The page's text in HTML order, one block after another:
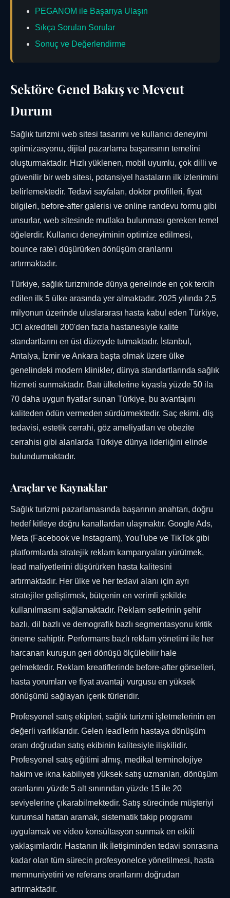
PEGANOM ile Başarıya Ulaşın
Sıkça Sorulan Sorular
Sonuç ve Değerlendirme
Sektöre Genel Bakış ve Mevcut
Durum
Sağlık turizmi web sitesi tasarımı ve kullanıcı deneyimi
optimizasyonu, dijital pazarlama başarısının temelini
oluşturmaktadır. Hızlı yüklenen, mobil uyumlu, çok dilli ve
güvenilir bir web sitesi, potansiyel hastaların ilk izlenimini
belirlemektedir. Tedavi sayfaları, doktor profilleri, fiyat
bilgileri, before-after galerisi ve online randevu formu gibi
unsurlar, web sitesinde mutlaka bulunması gereken temel
öğelerdir. Kullanıcı deneyiminin optimize edilmesi,
bounce rate'i düşürürken dönüşüm oranlarını
artırmaktadır.
Türkiye, sağlık turizminde dünya genelinde en çok tercih
edilen ilk 5 ülke arasında yer almaktadır. 2025 yılında 2,5
milyonun üzerinde uluslararası hasta kabul eden Türkiye,
JCI akrediteli 200'den fazla hastanesiyle kalite
standartlarını en üst düzeyde tutmaktadır. İstanbul,
Antalya, İzmir ve Ankara başta olmak üzere ülke
genelindeki modern klinikler, dünya standartlarında sağlık
hizmeti sunmaktadır. Batı ülkelerine kıyasla yüzde 50 ila
70 daha uygun fiyatlar sunan Türkiye, bu avantajını
kaliteden ödün vermeden sürdürmektedir. Saç ekimi, diş
tedavisi, estetik cerrahi, göz ameliyatları ve obezite
cerrahisi gibi alanlarda Türkiye dünya liderliğini elinde
bulundurmaktadır.
Araçlar ve Kaynaklar
Sağlık turizmi pazarlamasında başarının anahtarı, doğru
hedef kitleye doğru kanallardan ulaşmaktır. Google Ads,
Meta (Facebook ve Instagram), YouTube ve TikTok gibi
platformlarda stratejik reklam kampanyaları yürütmek,
lead maliyetlerini düşürürken hasta kalitesini
artırmaktadır. Her ülke ve her tedavi alanı için ayrı
stratejiler geliştirmek, bütçenin en verimli şekilde
kullanılmasını sağlamaktadır. Reklam setlerinin şehir
bazlı, dil bazlı ve demografik bazlı segmentasyonu kritik
öneme sahiptir. Performans bazlı reklam yönetimi ile her
harcanan kuruşun geri dönüşü ölçülebilir hale
gelmektedir. Reklam kreatiflerinde before-after görselleri,
hasta yorumları ve fiyat avantajı vurgusu en yüksek
dönüşümü sağlayan içerik türleridir.
Profesyonel satış ekipleri, sağlık turizmi işletmelerinin en
değerli varlıklarıdır. Gelen lead'lerin hastaya dönüşüm
oranı doğrudan satış ekibinin kalitesiyle ilişkilidir.
Profesyonel satış eğitimi almış, medikal terminolojiye
hakim ve ikna kabiliyeti yüksek satış uzmanları, dönüşüm
oranlarını yüzde 5 alt sınırından yüzde 15 ile 20
seviyelerine çıkarabilmektedir. Satış sürecinde müşteriyi
kurumsal hattan aramak, sistematik takip programı
uygulamak ve video konsültasyon sunmak en etkili
yaklaşımlardır. Hastanın ilk İletişiminden tedavi sonrasına
kadar olan tüm sürecin profesyonelce yönetilmesi, hasta
memnuniyetini ve referans oranlarını doğrudan
artırmaktadır.